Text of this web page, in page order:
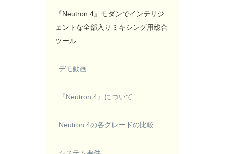
『Neutron 4』モダンでインテリジ
ェントな全部入りミキシング用総合
ツール
デモ動画
『Neutron 4』について
Neutron 4の各グレードの比較